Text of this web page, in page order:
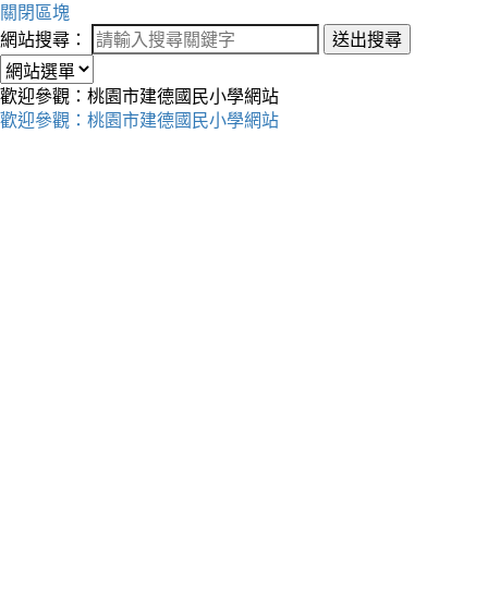
關閉區塊
網站搜尋：
送出搜尋
歡迎參觀：桃園市建德國民小學網站
歡迎參觀：桃園市建德國民小學網站